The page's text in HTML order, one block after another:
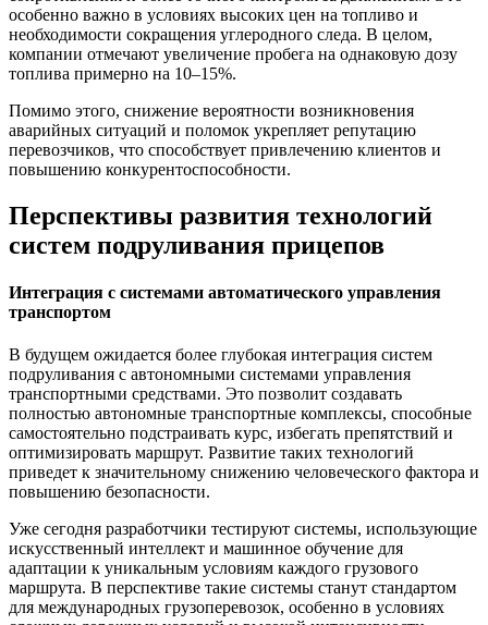
особенно важно в условиях высоких цен на топливо и
необходимости сокращения углеродного следа. В целом,
компании отмечают увеличение пробега на однаковую дозу
топлива примерно на 10–15%.
Помимо этого, снижение вероятности возникновения
аварийных ситуаций и поломок укрепляет репутацию
перевозчиков, что способствует привлечению клиентов и
повышению конкурентоспособности.
Перспективы развития технологий
систем подруливания прицепов
Интеграция с системами автоматического управления
транспортом
В будущем ожидается более глубокая интеграция систем
подруливания с автономными системами управления
транспортными средствами. Это позволит создавать
полностью автономные транспортные комплексы, способные
самостоятельно подстраивать курс, избегать препятствий и
оптимизировать маршрут. Развитие таких технологий
приведет к значительному снижению человеческого фактора и
повышению безопасности.
Уже сегодня разработчики тестируют системы, использующие
искусственный интеллект и машинное обучение для
адаптации к уникальным условиям каждого грузового
маршрута. В перспективе такие системы станут стандартом
для международных грузоперевозок, особенно в условиях